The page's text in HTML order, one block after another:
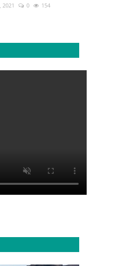
2021 0 154